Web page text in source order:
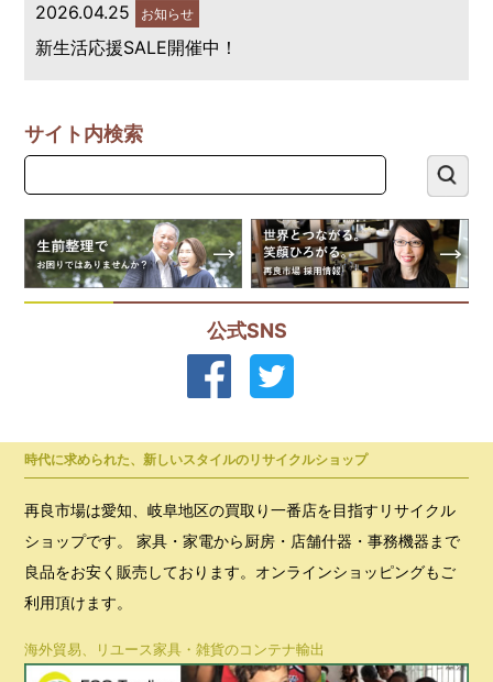
2026.04.25 お知らせ
新生活応援SALE開催中！
サイト内検索
公式SNS
時代に求められた、新しいスタイルのリサイクルショップ
再良市場は愛知、岐阜地区の買取り一番店を目指すリサイクル
ショップです。 家具・家電から厨房・店舗什器・事務機器まで
良品をお安く販売しております。オンラインショッピングもご
利用頂けます。
海外貿易、リユース家具・雑貨のコンテナ輸出